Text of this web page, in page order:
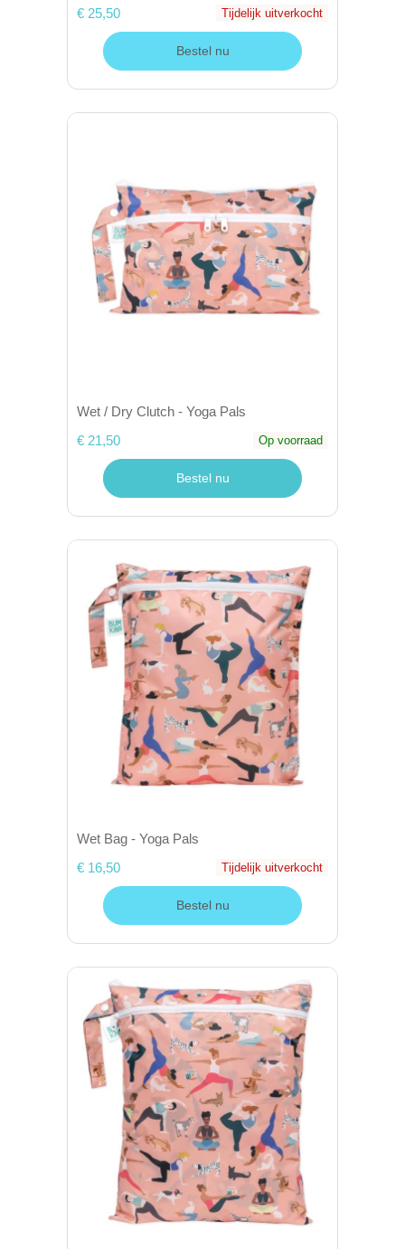
€ 25,50
Tijdelijk uitverkocht
Bestel nu
Wet / Dry Clutch - Yoga Pals
€ 21,50
Op voorraad
Bestel nu
Wet Bag - Yoga Pals
€ 16,50
Tijdelijk uitverkocht
Bestel nu